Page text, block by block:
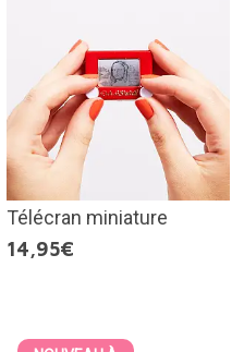
Télécran miniature
14,95€